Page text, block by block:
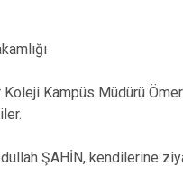
Kampüs Müdürü
ŞAHİN, kendilerine